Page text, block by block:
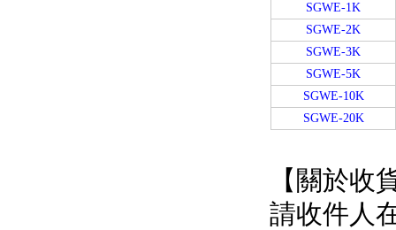
SGWE-1K
SGWE-2K
SGWE-3K
SGWE-5K
SGWE-10K
SGWE-20K
【關於收
請收件人在